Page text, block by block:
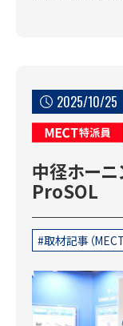
2025/10/25
MECT特派員
中径ホー
ProSOL
取材記事（